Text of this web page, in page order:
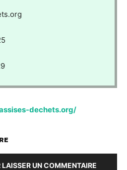
dechets.org/
UN COMMENTAIRE